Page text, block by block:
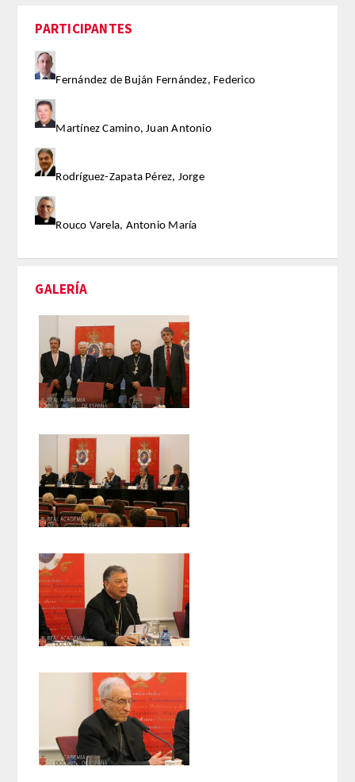
CORRESPONDIENTES
Nacionales
Extranjeros
HONOR
NÚMERO
EXTRANJEROS
DE MÉRITO
ACTIVIDADES
ACTIVIDADES REALIZADAS
HISTÓRICO
VIDEOTECA
PREMIOS 2026
PUBLICACIONES
PARTICIPANTES
Fernández de Buján Fernández, Federico
Martínez Camino, Juan Antonio
Rodríguez-Zapata Pérez, Jorge
Rouco Varela, Antonio María
GALERÍA